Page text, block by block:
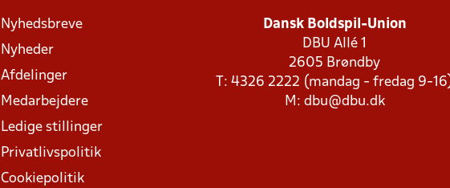
Nyhedsbreve
Nyheder
Afdelinger
Medarbejdere
Ledige stillinger
Privatlivspolitik
Cookiepolitik
Dansk Boldspil-Union
DBU Allé 1
2605 Brøndby
T: 4326 2222 (mandag - fredag 9-
M: dbu@dbu.dk